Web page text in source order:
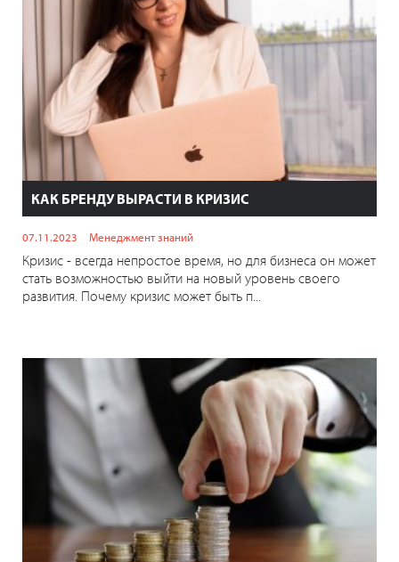
КАК БРЕНДУ ВЫРАСТИ В КРИЗИС
07.11.2023 Менеджмент знаний
Кризис - всегда непростое время, но для бизнеса он может
стать возможностью выйти на новый уровень своего
развития. Почему кризис может быть п...